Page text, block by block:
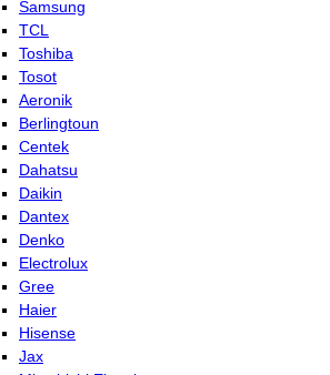
Samsung
TCL
Toshiba
Tosot
Aeronik
Berlingtoun
Centek
Dahatsu
Daikin
Dantex
Denko
Electrolux
Gree
Haier
Hisense
Jax